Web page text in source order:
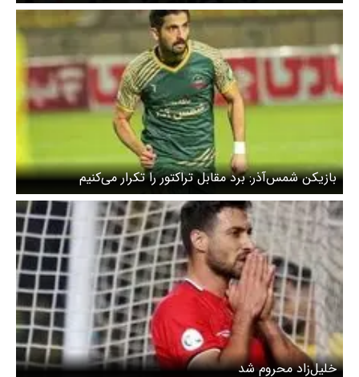
بازیکن شمس‌آذر: برد مقابل تراکتور را تکرار می‌کنیم
خلیل‌زاد محروم شد